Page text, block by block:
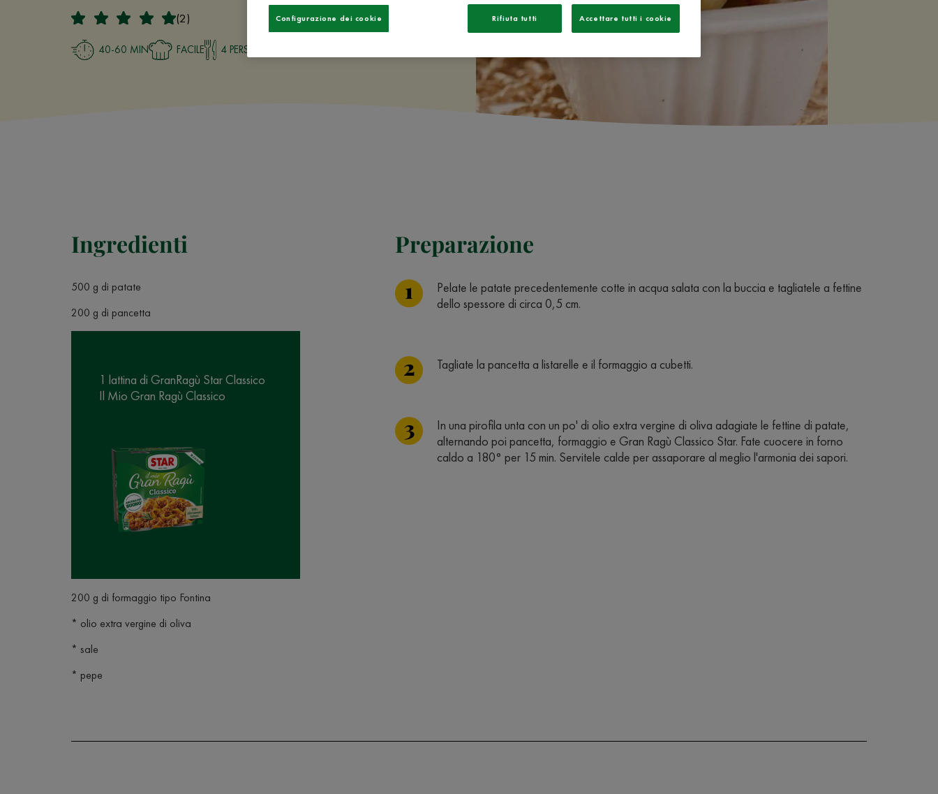
(2)
40-60 MIN FACILE 4 PERSONE
Ingredienti
500 g di patate
200 g di pancetta
1 lattina di GranRagù Star Classico
Il Mio Gran Ragù Classico
200 g di formaggio tipo Fontina
* olio extra vergine di oliva
* sale
* pepe
Preparazione
Pelate le patate precedentemente cotte in acqua salata con la buccia e tagliatele a fettine
dello spessore di circa 0,5 cm.
Tagliate la pancetta a listarelle e il formaggio a cubetti.
In una pirofila unta con un po' di olio extra vergine di oliva adagiate le fettine di patate,
alternando poi pancetta, formaggio e Gran Ragù Classico Star. Fate cuocere in forno
caldo a 180° per 15 min. Servitele calde per assaporare al meglio l'armonia dei sapori.
Rifiuta tutti Accettare tutti i cookie
Configurazione dei cookie